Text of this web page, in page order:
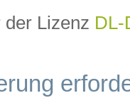
der Lizenz